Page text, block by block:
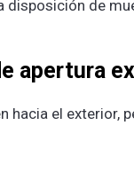
disposición de
apertura
hacia el